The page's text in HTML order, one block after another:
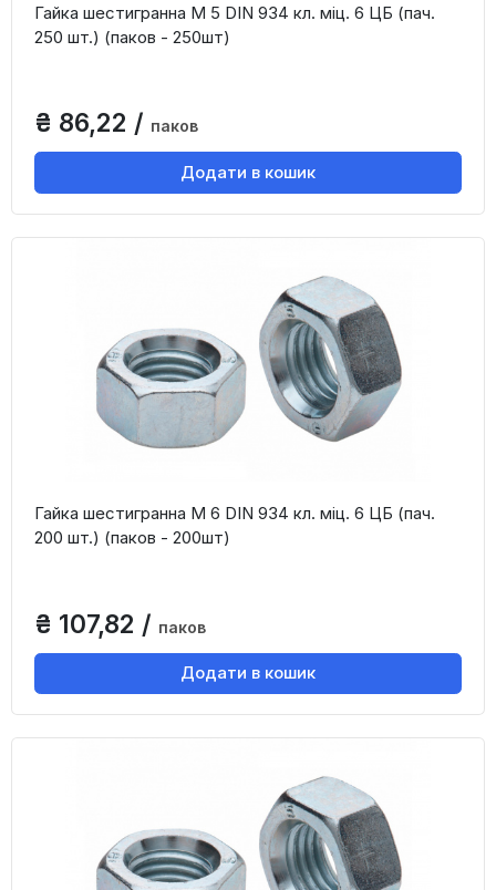
Гайка шестигранна М 5 DIN 934 кл. міц. 6 ЦБ (пач.
250 шт.) (паков - 250шт)
₴ 86,22 / паков
Додати в кошик
Гайка шестигранна М 6 DIN 934 кл. міц. 6 ЦБ (пач.
200 шт.) (паков - 200шт)
₴ 107,82 / паков
Додати в кошик